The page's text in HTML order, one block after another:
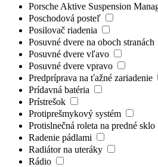
Porsche Aktive Suspension
Poschodová posteľ
Posilovač riadenia
Posuvné dvere na oboch stranách
Posuvné dvere vľavo
Posuvné dvere vpravo
Predpríprava na ťažné zariadenie
Prídavná batéria
Prístrešok
Protiprešmykový systém
Protislnečná roleta na predné sklo
Radenie pádlami
Radiátor na uteráky
Rádio